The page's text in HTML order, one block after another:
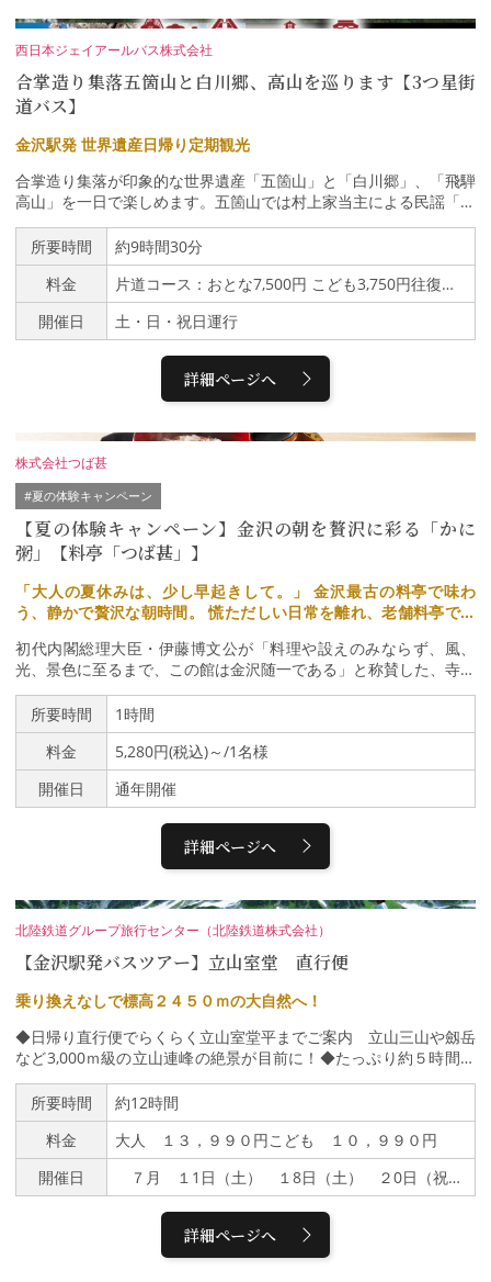
い。● 大きな窓で楽しむ眺望とゆとりある座席大きな窓から美しい
景色を楽しむことができ、ゆとりある座席ではのんびりと寛ぎなが
ら旅を満喫していただけます。●車内レイアウト 乗客定員15名
（横3列、縦5列）シート間隔 彩の風／1265mmご参考 新幹線
シートピッチグランクラス／1300mm普 通 車／1040mm【新
しい時代の新しい旅のかたち】彩の風の旅では、バス本体はもちろ
ん、車内サービスも感染症対策は万全。これからの新しい時代に即
した安心安全な旅をご提供します。● 外気導入モードにより約3分4
5秒に1回、車内の空気が入れ替わりますフルオートエアコン、除
菌イオン発生装置を完備!エンジン直結のフルオートエアコンで、
きめ細やかで優しい温度調節を実現。騒音や大気汚染の低減などを
追及。また、冷房時は6つのゾーン、暖房時は4つのゾーンごとに
細やかな温度設定ができるマルチゾーンエアコンも装備。高濃度の
プラズマクラスターイオンで車内の空気をきれいに維持する、除菌
イオン発生装置を装備し、カビ菌やアレルギー物質を抑制します。
※プラズマクラスターイオンはシャープ株式会社の登録商標です。
● 抗ウイルス・抗菌効果のある車内コーティング施工済みDr.ハド
ラスによる除菌剤＋抗菌・抗ウイルスコーティング車内は噴霧器に
よる除菌後、除菌剤とコーティング剤のセットで施工を行う「除
て旅をお楽しみいただけます。● 15名という少人数での旅何より少
人数での旅であること。通常の半分程度の定員なので、密にならず
安心。【車内サービス】ラグジュアリーなバスでのひとときをさら
に輝かせる心地よいおもてなしに溢れています。● タブレット各席
に一台ずつタブレットをご用意。観光スポットが近づくと自動で説
明がポップアップします。またお飲み物のご注文や添乗員のお呼び
● 傘の貸し出し雨が多い北陸地方でも安心。人数分の傘をご用意し
ています。● ブランケット北陸新幹線のグランクラスで使用されて
ゆったりとお過ごしいただけます。また、防火仕様にもなっており
ますので、非常時に纏えばお体を守ることができます。● コンシェ
ルジュがご同行どのツアーもコンシェルジュがご同行しますので、
安心して旅をお楽しみ頂けます。【ラグジュアリーバス『彩の風』
号のWEBサイトについて】以下のリンクを、ご参照ください。htt
p://www.tk-g.co.jp/bus旅行企画実施：株式会社金沢アドベンチャ
ーズ運行会社名(貸切バス)：株式会社金沢アドベンチャーズ
合掌造り集落五箇山と白川郷、高山を巡ります【3つ星街
道バス】
西日本ジェイアールバス株式会社
金沢駅発 世界遺産日帰り定期観光
合掌造り集落が印象的な世界遺産「五箇山」と「白川郷」、「飛騨
高山」を一日で楽しめます。五箇山では村上家当主による民謡「こ
す。ホテルチェックアウト後でも、荷物はトランクで一日らくらく
観光できます。〇運行ルート【片道コース】・金沢駅 〔（東口）
のりば〕 9：10発 ↓・五箇山 〔村上家こきりこ鑑
賞（約20分）〕 10：20～11：00 ↓・白川郷散策 1
1：40～13：40(自由昼食) ↓・高山 （ひだホテルプ
ラザ前）（市内自由散策） 14：50 【往復コー
ス】・高山 （ひだホテルプラザ前） 16：40発 ↓・
金沢駅 （東口）18：40頃着
所要時間
約9時間30分
料金
片道コース：おとな7,500円 こども3,750円往復コース：おとな8,500円 こども4,250円
開催日
土・日・祝日運行
詳細ページへ
【夏の体験キャンペーン】金沢の朝を贅沢に彩る「かに
粥」【料亭「つば甚」】
株式会社つば甚
#夏の体験キャンペーン
「大人の夏休みは、少し早起きして。」 金沢最古の料亭で味わ
う、静かで贅沢な朝時間。 慌ただしい日常を離れ、老舗料亭でゆ
らではの特別な朝をお楽しみください。
初代内閣総理大臣・伊藤博文公が「料理や設えのみならず、風、
光、景色に至るまで、この館は金沢随一である」と称賛した、寺町
とときをお過ごしください。至福の朝を告げる献立 「かに粥」の
朝食は、まず目にも美しいお膳から始まります。出汁巻き卵は香り
豊かなあおさを使用したあんを添えて、しっとりと仕上げた鴨ロー
ス、そして自家製豆腐や特製塩麹など、一品一品に職人の技と心が
込められています。 主役として登場するのが、ふっくらと香り立
つ「かに粥」です。季節のカニの旨味を凝縮した至高の一椀は、ま
さに老舗料亭ならではの逸品です。代々受け継がれてきた器や細部
にわたるしつらえの数々が、お料理の味わいを一層引き立てお客様
をおもてなしいたします。【ご利用案内】8時／9時／10時 3部制
新幹線ご出発前の時間にも合わせてご利用いただけますので、金沢
ご予約はオンラインのみで承っております。前日の22時までにご
予約いただけますようお願いいたします。金沢の美しい風景と伝統
ません。【夏の体験キャンペーン対象プラン】特 典：お一組様に
8年7月4日（土）～ 8月23日（日）お申込：予約するボタンからご
予約ページにお進み頂き、ご要望欄に【 夏休みキャンペーン 】と
ご入力ください※ご予約はご利用希望日の30日前より順次受付開始
いたします。
所要時間
1時間
料金
5,280円(税込)～/1名様
開催日
通年開催
詳細ページへ
【金沢駅発バスツアー】立山室堂 直行便
北陸鉄道グループ旅行センター（北陸鉄道株式会社）
乗り換えなしで標高２４５０ｍの大自然へ！
◆日帰り直行便でらくらく立山室堂平までご案内 立山三山や劔岳
など3,000ｍ級の立山連峰の絶景が目前に！◆たっぷり約５時間３
０分の滞在時間＜ツアー行程＞金沢駅 ７：２0発↓立山有料道路
↓立山室堂（立山登山やみくりが池散策など自由散策／約５時間３
０分）↓金沢駅 １９：００頃※帰着時間は当日の天候・道路状況
によって変更となる場合があります。※昼食はバス車内にてお弁当
をお渡しします。・添乗員は同行いたしません（バスガイド同
行）・運行バス会社 北陸鉄道グループ（北陸鉄道・北鉄能登バ
所要時間
約12時間
料金
大人 １３，９９０円こども １０，９９０円
開催日
７月 １1日（土） １8日（土） ２0日（祝） ２５日（土） ２８日（火） ８月 1日（土） ７日（金） ★１１日（祝） １５日（土） ２３日（日） ２９日（土） ９月 ５日（土） １３日（日） ２０日（日） ２６日（土）１０月 2日（金） ６日（火） １２日（祝）※★印は出発決定日
詳細ページへ